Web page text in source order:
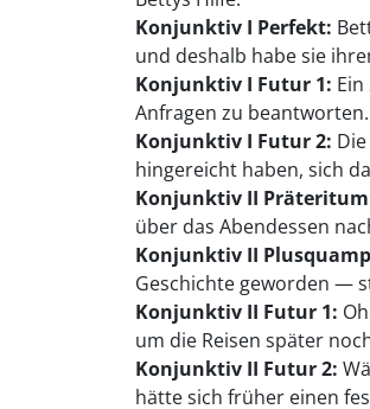
Konjunktiv I Perfekt:
und deshalb habe sie
Konjunktiv I Futur 1:
Anfragen zu beantworten.
Konjunktiv I Futur 2:
hingereicht haben, sich
Konjunktiv II
über das Abendessen
Konjunktiv II
Geschichte geworden —
Konjunktiv II Futur 1:
um die Reisen später
Konjunktiv II Futur 2:
hätte sich früher einen